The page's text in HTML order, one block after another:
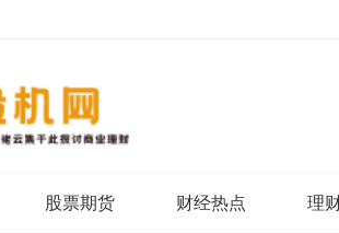
股票期货 财经热点 理